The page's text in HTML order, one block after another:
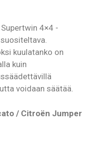
4×4 -
kuulatanko on
kuin
voidaan säätää.
/ Citroën Jumper